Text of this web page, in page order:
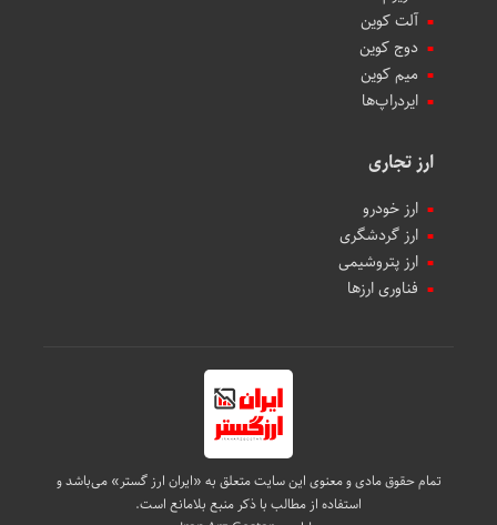
آلت کوین
دوج کوین
میم کوین‌
ایردراپ‌ها
ارز تجاری
ارز خودرو
ارز گردشگری
ارز پتروشیمی
فناوری ارزها
تمام حقوق مادی و معنوی این سایت متعلق به «ایران ارز گستر» می‌باشد و
استفاده از مطالب با ذکر منبع بلامانع است.